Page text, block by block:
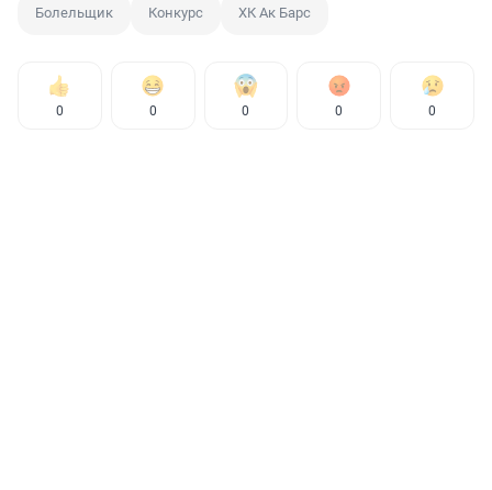
Болельщик Конкурс ХК Ак Барс
0 0 0 0 0